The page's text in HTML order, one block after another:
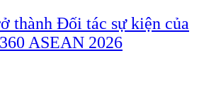
thành Đối tác sự kiện của
ASEAN 2026